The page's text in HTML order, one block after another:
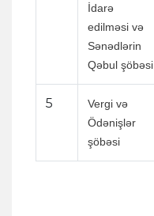
İdarə
edilməsi və
Sənədlərin
Qəbul şöbəsi
5
Vergi və
Ödənişlər
şöbəsi